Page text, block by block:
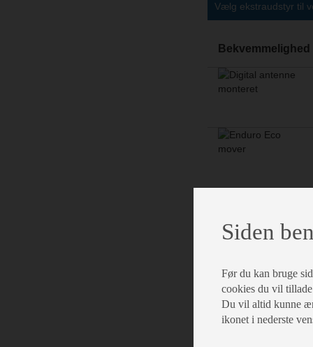
Vælg ekstraudstyr til
Bekvemmelighed
Siden
Før du kan bruge
cookies du vil
Du vil altid kunne
ikonet i nederste